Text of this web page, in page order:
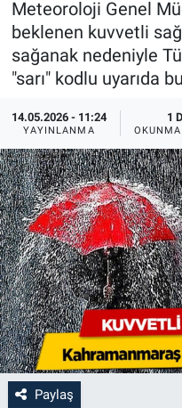
Meteoroloji Genel
beklenen kuvvetli
sağanak nedeniyle
"sarı" kodlu uyarıda
14.05.2026 - 11:24
YAYINLANMA
1
Paylaş